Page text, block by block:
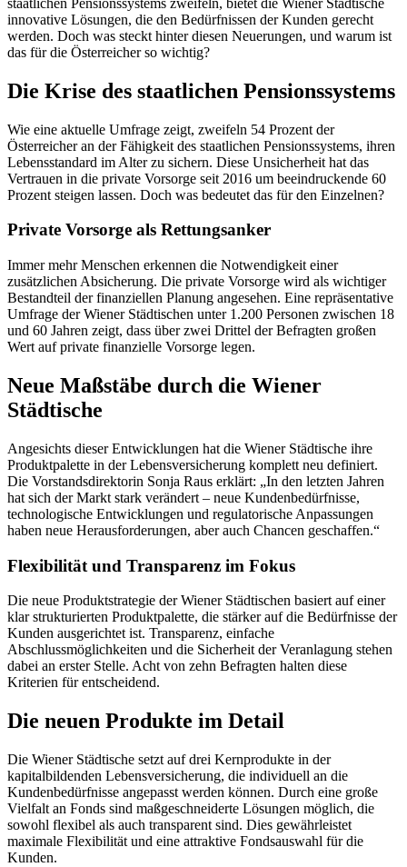
innovative Lösungen, die den Bedürfnissen der Kunden gerecht
werden. Doch was steckt hinter diesen Neuerungen, und warum ist
das für die Österreicher so wichtig?
Die Krise des staatlichen Pensionssystems
Wie eine aktuelle Umfrage zeigt, zweifeln 54 Prozent der
Österreicher an der Fähigkeit des staatlichen Pensionssystems, ihren
Lebensstandard im Alter zu sichern. Diese Unsicherheit hat das
Vertrauen in die private Vorsorge seit 2016 um beeindruckende 60
Prozent steigen lassen. Doch was bedeutet das für den Einzelnen?
Private Vorsorge als Rettungsanker
Immer mehr Menschen erkennen die Notwendigkeit einer
zusätzlichen Absicherung. Die private Vorsorge wird als wichtiger
Bestandteil der finanziellen Planung angesehen. Eine repräsentative
Umfrage der Wiener Städtischen unter 1.200 Personen zwischen 18
und 60 Jahren zeigt, dass über zwei Drittel der Befragten großen
Wert auf private finanzielle Vorsorge legen.
Neue Maßstäbe durch die Wiener
Städtische
Angesichts dieser Entwicklungen hat die Wiener Städtische ihre
Produktpalette in der Lebensversicherung komplett neu definiert.
Die Vorstandsdirektorin Sonja Raus erklärt: „In den letzten Jahren
hat sich der Markt stark verändert – neue Kundenbedürfnisse,
technologische Entwicklungen und regulatorische Anpassungen
haben neue Herausforderungen, aber auch Chancen geschaffen.“
Flexibilität und Transparenz im Fokus
Die neue Produktstrategie der Wiener Städtischen basiert auf einer
klar strukturierten Produktpalette, die stärker auf die Bedürfnisse der
Kunden ausgerichtet ist. Transparenz, einfache
Abschlussmöglichkeiten und die Sicherheit der Veranlagung stehen
dabei an erster Stelle. Acht von zehn Befragten halten diese
Kriterien für entscheidend.
Die neuen Produkte im Detail
Die Wiener Städtische setzt auf drei Kernprodukte in der
kapitalbildenden Lebensversicherung, die individuell an die
Kundenbedürfnisse angepasst werden können. Durch eine große
Vielfalt an Fonds sind maßgeschneiderte Lösungen möglich, die
sowohl flexibel als auch transparent sind. Dies gewährleistet
maximale Flexibilität und eine attraktive Fondsauswahl für die
Kunden.